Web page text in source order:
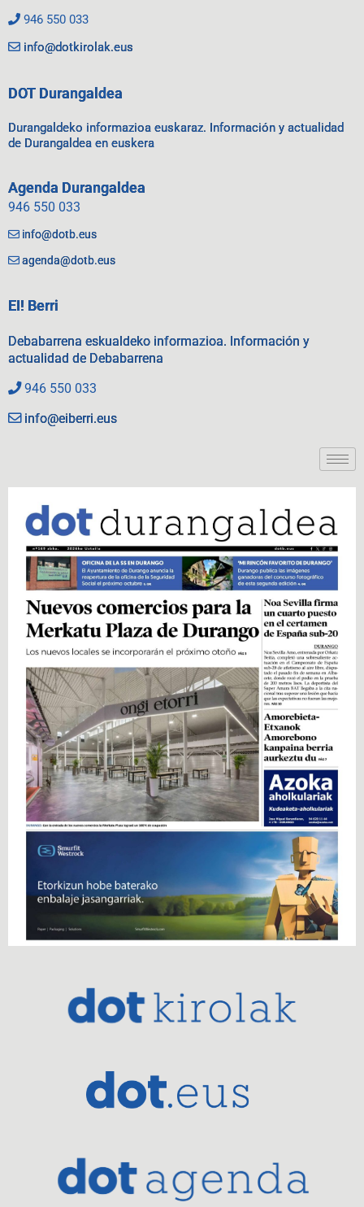
946 550 033
info@dotkirolak.eus
DOT Durangaldea
Durangaldeko informazioa euskaraz. Información y actualidad
de Durangaldea en euskera
Agenda Durangaldea
946 550 033
info@dotb.eus
agenda@dotb.eus
EI! Berri
Debabarrena eskualdeko informazioa. Información y
actualidad de Debabarrena
946 550 033
info@eiberri.eus